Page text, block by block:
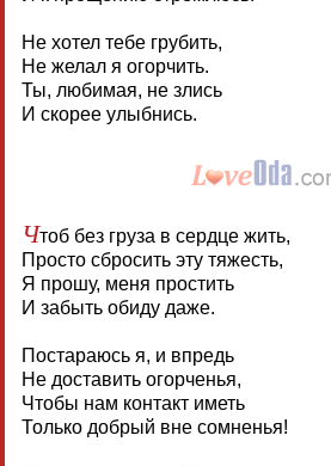
Не хотел тебе грубить,
Не желал я огорчить.
Ты, любимая, не злись
И скорее улыбнись.
Чтоб без груза в сердце жить,
Просто сбросить эту тяжесть,
Я прошу, меня простить
И забыть обиду даже.
Постараюсь я, и впредь
Не доставить огорченья,
Чтобы нам контакт иметь
Только добрый вне сомненья!